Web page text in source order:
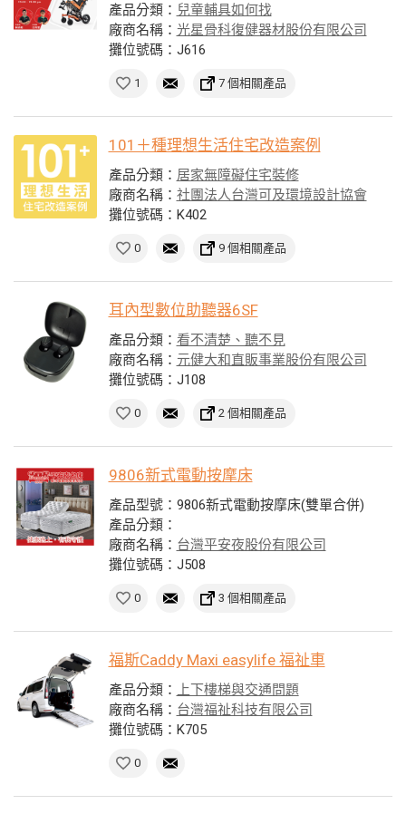
產品分類： 兒童輔具如何找
廠商名稱： 光星骨科復健器材股份有限公司
攤位號碼：J616
1 7 個相關產品
101＋種理想生活住宅改造案例
產品分類： 居家無障礙住宅裝修
廠商名稱： 社團法人台灣可及環境設計協會
攤位號碼：K402
0 9 個相關產品
耳內型數位助聽器6SF
產品分類： 看不清楚、聽不見
廠商名稱： 元健大和直販事業股份有限公司
攤位號碼：J108
0 2 個相關產品
9806新式電動按摩床
產品型號：9806新式電動按摩床(雙單合併)
產品分類：
廠商名稱： 台灣平安夜股份有限公司
攤位號碼：J508
0 3 個相關產品
福斯Caddy Maxi easylife 福祉車
產品分類：
上下樓梯與交通問題
廠商名稱： 台灣福祉科技有限公司
攤位號碼：K705
0